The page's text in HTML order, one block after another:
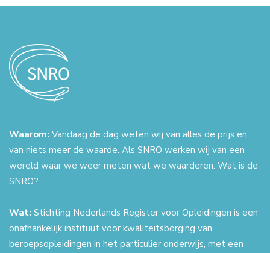
Waarom: Vandaag de dag weten wij van alles de prijs en
van niets meer de waarde. Als SNRO werken wij van een
wereld waar we weer meten wat we waarderen. Wat is de
SNRO?
Wat: Stichting Nederlands Register voor Opleidingen is een
onafhankelijk instituut voor kwaliteitsborging van
beroepsopleidingen in het particulier onderwijs, met een